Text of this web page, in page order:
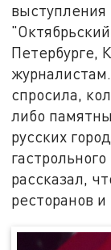
Петербурге,
спросила,
либо
русских
рассказал,
ресторанов и